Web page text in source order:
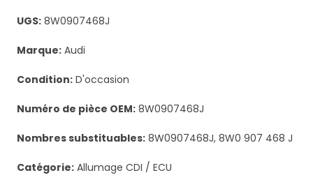
UGS: 8W0907468J
Marque: Audi
Condition: D'occasion
Numéro de pièce OEM: 8W0907468J
Nombres substituables: 8W0907468J, 8W0 907 468 J
Catégorie: Allumage CDI / ECU